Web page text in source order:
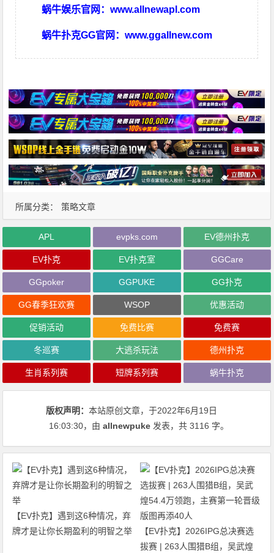
蜗牛娱乐官网：www.allnewapl.com
蜗牛扑克GG官网：www.ggallnew.com
所属分类： 策略文章
APL evpks.com EV德州扑克
EV扑克 EV扑克室 GGCare
GGpoker GGPUKE GG扑克
GG春季狂欢赛 WSOP 优惠活动
促销活动 免费比赛 免费赛
冬巡赛 大逃杀玩法 德州扑克
生肖系列赛 短牌系列赛 蜗牛扑克
版权声明：本站原创文章，于2022年6月19日
16:03:30，由allnewpuke 发表，共 3116 字。
【EV扑克】遇到这6种情况，弃
牌才是让你长期盈利的明智之举
【EV扑克】2026IPG总决赛选
拔赛 | 263人围猎B组，吴武煌